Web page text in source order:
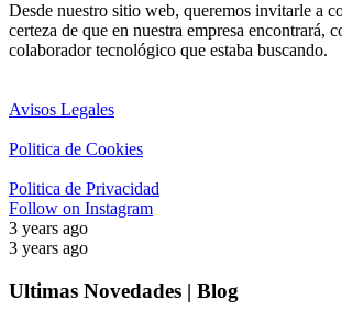
Desde nuestro sitio web, queremos invitarle a
certeza de que en nuestra empresa encontrará,
colaborador tecnológico que estaba buscando.
Avisos Legales
Politica de Cookies
Politica de Privacidad
Follow on Instagram
3 years ago
3 years ago
Ultimas Novedades | Blog